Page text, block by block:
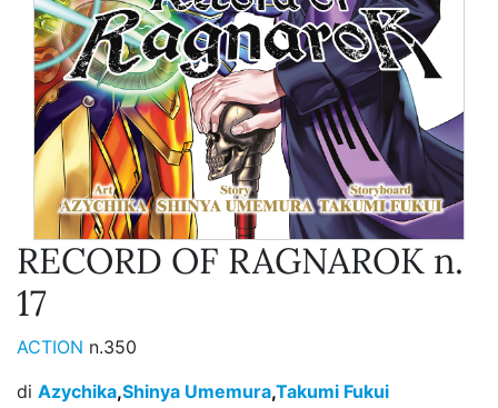
RECORD OF RAGNAROK n.
17
ACTION n.350
di Azychika,Shinya Umemura,Takumi Fukui